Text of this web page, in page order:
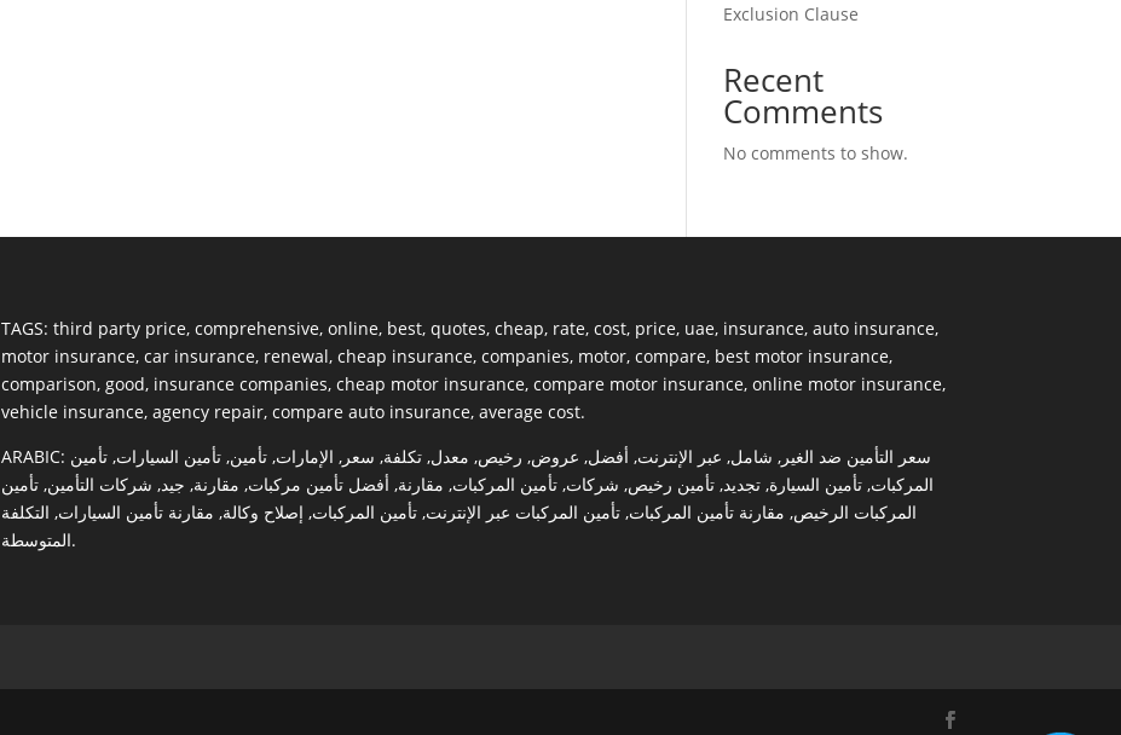
Exclusion Clause
Recent
Comments
No comments to show.
TAGS: third party price, comprehensive, online, best, quotes, cheap, rate, cost, price, uae, insurance, auto insurance,
motor insurance, car insurance, renewal, cheap insurance, companies, motor, compare, best motor insurance,
comparison, good, insurance companies, cheap motor insurance, compare motor insurance, online motor insurance,
vehicle insurance, agency repair, compare auto insurance, average cost.
ARABIC:
سعر التأمين ضد الغير, شامل, عبر الإنترنت, أفضل, عروض, رخيص, معدل,تكلفة, سعر, الإمارات,تأمين,تأمين السيارات,تأمين
المركبات,تأمين السيارة,تجديد,تأمين رخيص, شركات,تأمين المركبات, مقارنة, أفضل تأمين مركبات, مقارنة, جيد, شركات التأمين,تأمين
المركبات الرخيص, مقارنة تأمين المركبات,تأمين المركبات عبر الإنترنت,تأمين المركبات, إصلاح وكالة, مقارنة تأمين السيارات, التكلفة
المتوسطة.